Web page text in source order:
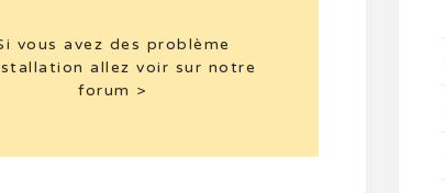
vous avez des problème
allez voir sur notre
forum >